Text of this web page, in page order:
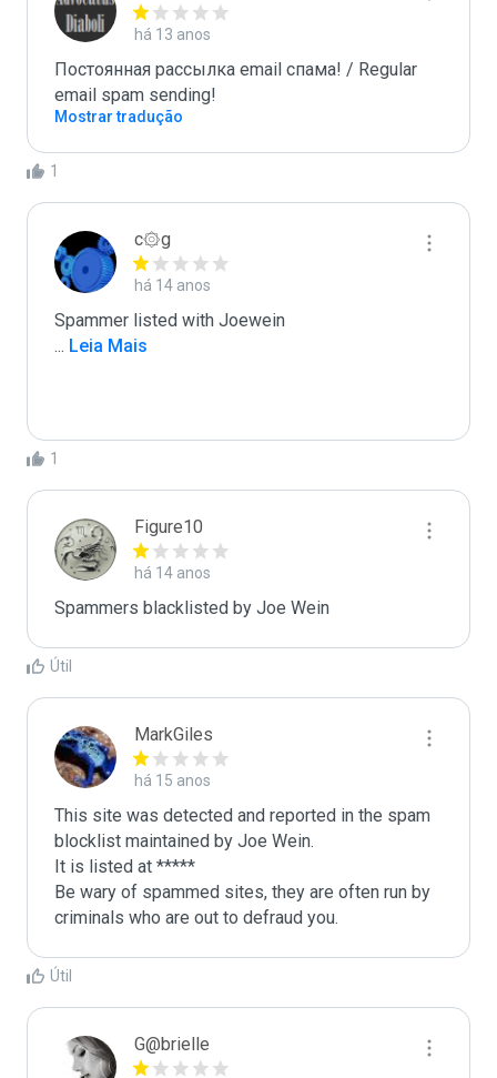
há 13 anos
Постоянная рассылка email спама! / Regular
email spam sending!
Mostrar tradução
1
c۞g
há 14 anos
... Leia Mais
1
Figure10
há 14 anos
Spammers blacklisted by Joe Wein
Útil
MarkGiles
há 15 anos
This site was detected and reported in the spam
blocklist maintained by Joe Wein.
It is listed at *****
Be wary of spammed sites, they are often run by
criminals who are out to defraud you.
Útil
G@brielle